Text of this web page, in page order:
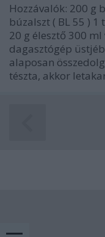
Hozzávalók: 200 g
búzalszt ( BL 55 )
20 g élesztő 300
dagasztógép
alaposan
tészta, akkor